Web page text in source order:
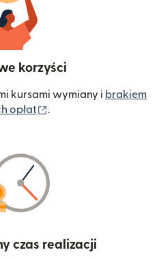
korzyści
kursami wymiany i brakiem
opłat
.
czas realizacji